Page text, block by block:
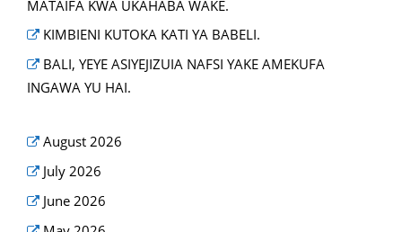
MATAIFA KWA UKAHABA WAKE.
KIMBIENI KUTOKA KATI YA BABELI.
BALI, YEYE ASIYEJIZUIA NAFSI YAKE AMEKUFA
INGAWA YU HAI.
August 2026
July 2026
June 2026